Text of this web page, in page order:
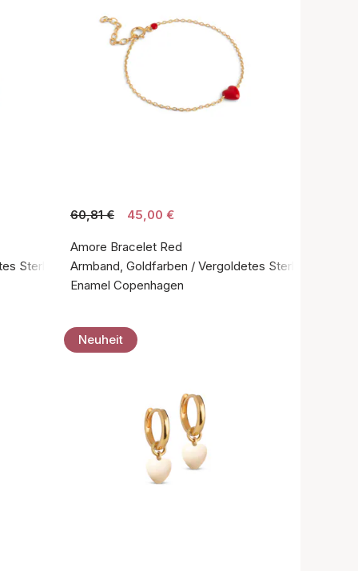
Sterlingsilber 925
60,81 € 45,00 €
Amore Bracelet Red
Armband, Goldfarben / Vergoldetes Sterlingsilber
Enamel Copenhagen
Neuheit